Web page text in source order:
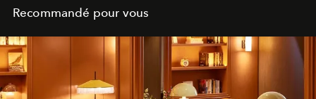
Recommandé pour vous